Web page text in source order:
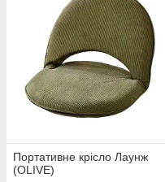
Портативне крісло Лаунж
(OLIVE)